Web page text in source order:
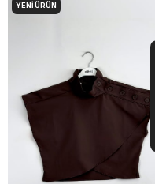
YENI ÜRÜN